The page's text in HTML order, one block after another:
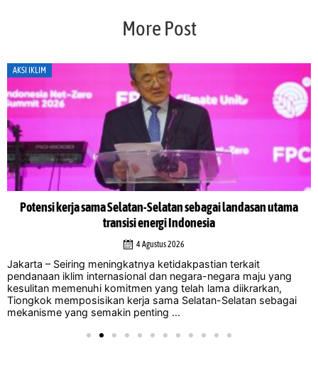
More Post
AKSI IKLIM
Potensi kerja sama Selatan-Selatan sebagai landasan utama
transisi energi Indonesia
4 Agustus 2026
Jakarta – Seiring meningkatnya ketidakpastian terkait
pendanaan iklim internasional dan negara-negara maju yang
kesulitan memenuhi komitmen yang telah lama diikrarkan,
Tiongkok memposisikan kerja sama Selatan-Selatan sebagai
mekanisme yang semakin penting ...